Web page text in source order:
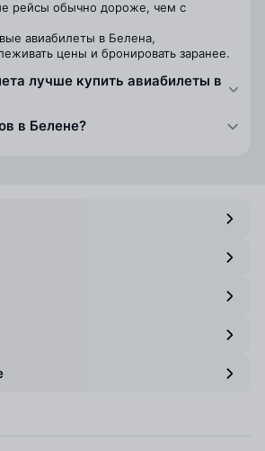
рейсы обычно дороже, чем с
авиабилеты в Белена,
цены и бронировать заранее.
лучше купить авиабилеты в
в Белене?